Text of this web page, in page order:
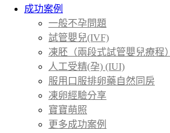
成功案例
一般不孕問題
試管嬰兒(IVF)
凍胚（兩段式試管嬰兒療程）
人工受精(孕) (IUI)
服用口服排卵藥自然同房
凍卵經驗分享
寶寶萌照
更多成功案例